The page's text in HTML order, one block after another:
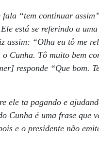
fala “tem continuar
está se referindo a
assim: “Olha eu tô me
o Cunha. Tô muito bem
responde “Que bom.
ele ta pagando e
Cunha é uma frase que
e o presidente não